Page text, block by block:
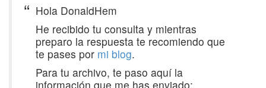
Hola DonaldHem
He recibido tu consulta y mientras
preparo la respuesta te recomiendo que
te pases por mi blog.
Para tu archivo, te paso aquí la
información que me has enviado: